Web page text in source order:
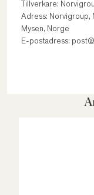
Tillverkare:
Adress: Norvigroup,
Mysen, Norge
E-postadress: